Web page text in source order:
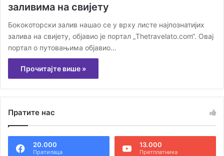
заливима на свијету
Бококоторски залив нашао се у врху листе најпознатијих
залива на свијету, објавио је портал „Thetravelato.com“. Овај
портал о путовањима објавио…
Прочитајте више »
Пратите нас
20.000
Пратилаца
13.000
Претплатника